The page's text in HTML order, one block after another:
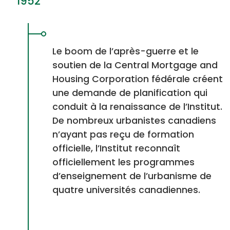
Le boom de l’après-guerre et le
soutien de la Central Mortgage and
Housing Corporation fédérale créent
une demande de planification qui
conduit à la renaissance de l’Institut.
De nombreux urbanistes canadiens
n’ayant pas reçu de formation
officielle, l’Institut reconnaît
officiellement les programmes
d’enseignement de l’urbanisme de
quatre universités canadiennes.